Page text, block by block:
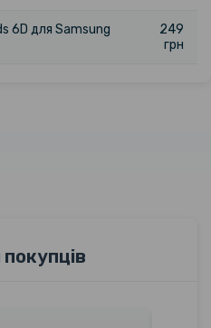
6D для Samsung
249
грн
покупців